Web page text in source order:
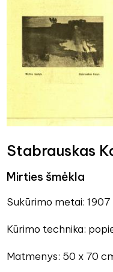
Stabrauskas
Mirties šmėkla
Sukūrimo metai: 1907
Kūrimo technika:
Matmenys: 50 x 70